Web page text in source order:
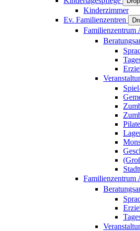
Kinderzimmer
Ev. Familienzentren
Familienzentrum
Familienzentrum